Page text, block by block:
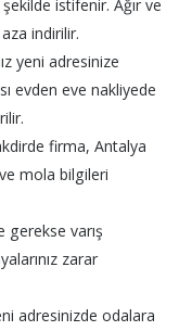
istifenir. Ağır ve
indirilir.
yeni adresinize
evden eve nakliyede
firma, Antalya
mola bilgileri
gerekse varış
zarar
adresinizde odalara